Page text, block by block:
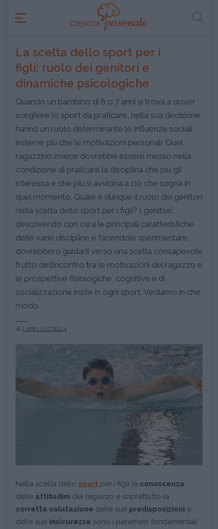
La scelta dello sport per i
figli: ruolo dei genitori e
dinamiche psicologiche
Quando un bambino di 6 o 7 anni si trova a dover
scegliere lo sport da praticare, nella sua decisione
hanno un ruolo determinante le influenze sociali
esterne più che le motivazioni personali. Quel
ragazzino invece dovrebbe essere messo nella
condizione di praticare la disciplina che più gli
interessa e che più si avvicina a ciò che sogna in
quel momento. Quale è dunque il ruolo dei genitori
nella scelta dello sport per i figli? I genitori,
descrivendo con cura le principali caratteristiche
delle varie discipline e facendole sperimentare,
dovrebbero guidarli verso una scelta consapevole
frutto dell’incontro tra le motivazioni del ragazzo e
le prospettive fisiologiche, cognitive e di
socializzazione insite in ogni sport. Vediamo in che
modo
di LAURA GAZZELLA
Nella scelta dello sport per i figli la conoscenza
delle attitudini del ragazzo e soprattutto la
corretta valutazione delle sue predisposizioni e
delle sue insicurezze sono i parametri fondamentali